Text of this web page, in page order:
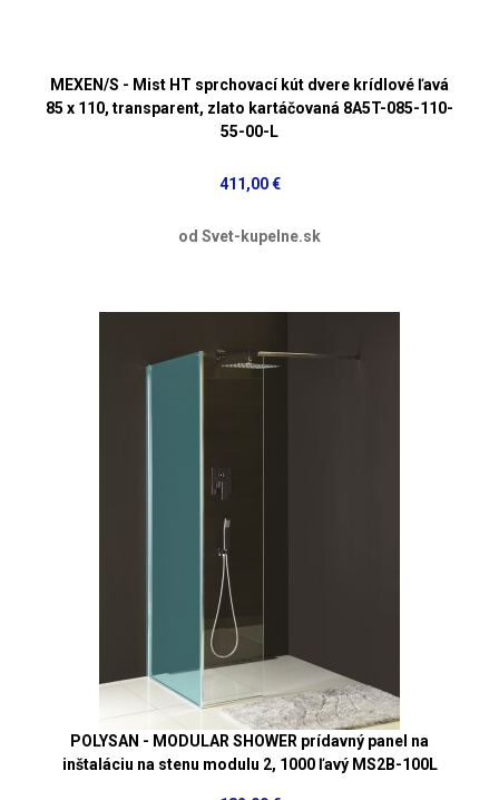
MEXEN/S - Mist HT sprchovací kút dvere krídlové ľavá
85 x 110, transparent, zlato kartáčovaná 8A5T-085-110-
55-00-L
411,00 €
od Svet-kupelne.sk
POLYSAN - MODULAR SHOWER prídavný panel na
inštaláciu na stenu modulu 2, 1000 ľavý MS2B-100L